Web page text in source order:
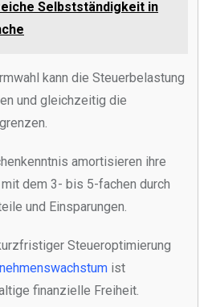
Selbstständigkeit in
kann die Steuerbelastung
und gleichzeitig die
amortisieren ihre
dem 3- bis 5-fachen durch
und Einsparungen.
Steueroptimierung
ist
finanzielle Freiheit.